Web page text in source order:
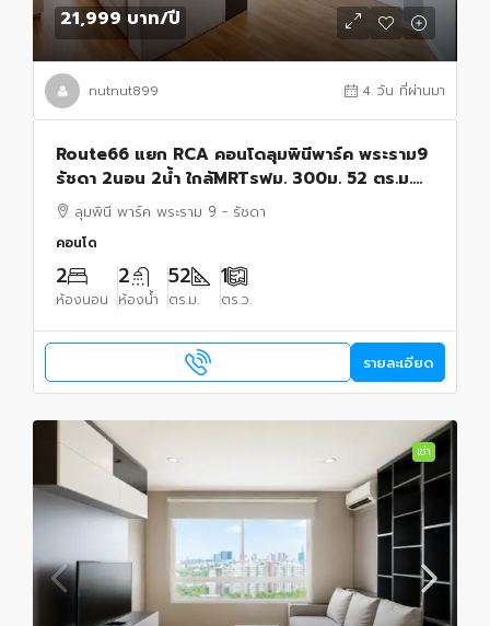
21,999 บาท/ปี
nutnut899 4 วัน ที่ผ่านมา
Route66 แยก RCA คอนโดลุมพินีพาร์ค พระราม9
รัชดา 2นอน 2น้ำ ใกล้MRTรฟม. 300ม. 52 ตร.ม.
อาคาร A ชั้น 20 วิวทิศตะวันออก เฟอร์ฯ รพ.ปิยะ
เวท 500 ม.
ลุมพินี พาร์ค พระราม 9 - รัชดา
คอนโด
2
ห้องนอน
2
ห้องน้ำ
52
ตร.ม.
1
ตร.ว.
รายละเอียด
เช่า